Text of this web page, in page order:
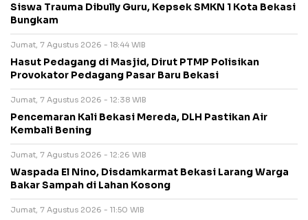
Siswa Trauma Dibully Guru, Kepsek SMKN 1 Kota Bekasi
Bungkam
Jumat, 7 Agustus 2026 - 18:44 WIB
Hasut Pedagang di Masjid, Dirut PTMP Polisikan
Provokator Pedagang Pasar Baru Bekasi
Jumat, 7 Agustus 2026 - 12:38 WIB
Pencemaran Kali Bekasi Mereda, DLH Pastikan Air
Kembali Bening
Jumat, 7 Agustus 2026 - 12:26 WIB
Waspada El Nino, Disdamkarmat Bekasi Larang Warga
Bakar Sampah di Lahan Kosong
Jumat, 7 Agustus 2026 - 11:50 WIB